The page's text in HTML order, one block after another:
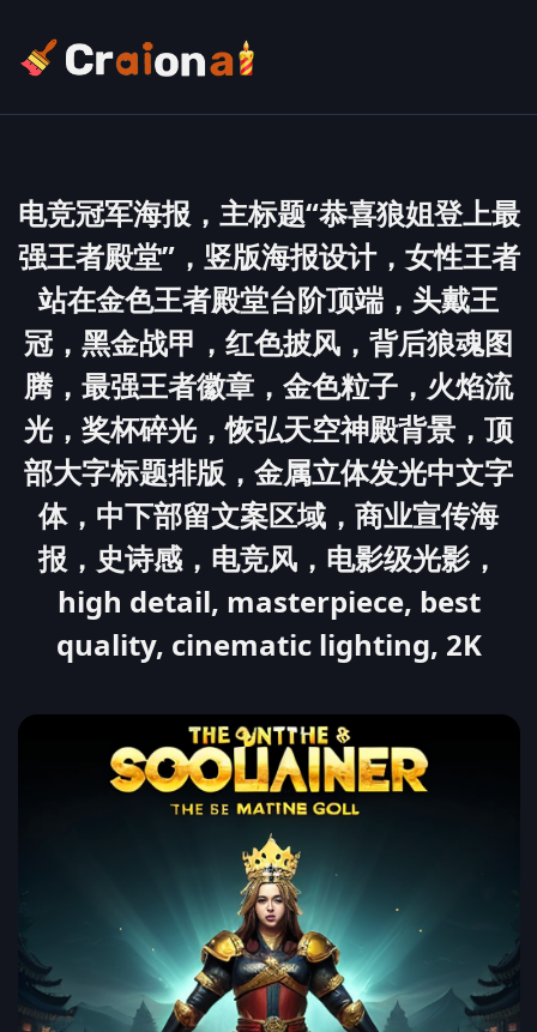
电竞冠军海报，主标题“恭喜狼姐登上最
强王者殿堂”，竖版海报设计，女性王者
站在金色王者殿堂台阶顶端，头戴王
冠，黑金战甲，红色披风，背后狼魂图
腾，最强王者徽章，金色粒子，火焰流
光，奖杯碎光，恢弘天空神殿背景，顶
部大字标题排版，金属立体发光中文字
体，中下部留文案区域，商业宣传海
报，史诗感，电竞风，电影级光影，
high detail, masterpiece, best
quality, cinematic lighting, 2K